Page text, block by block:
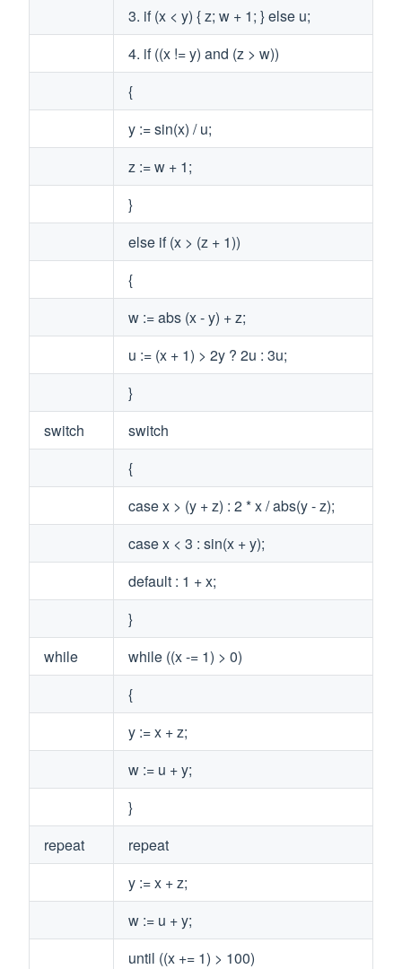
3. if (x < y) { z; w + 1; } else u;
4. if ((x != y) and (z > w))
{
y := sin(x) / u;
z := w + 1;
}
else if (x > (z + 1))
{
w := abs (x - y) + z;
u := (x + 1) > 2y ? 2u : 3u;
}
switch
switch
{
case x > (y + z) : 2 * x / abs(y - z);
case x < 3 : sin(x + y);
default : 1 + x;
}
while
while ((x -= 1) > 0)
{
y := x + z;
w := u + y;
}
repeat
repeat
y := x + z;
w := u + y;
until ((x += 1) > 100)